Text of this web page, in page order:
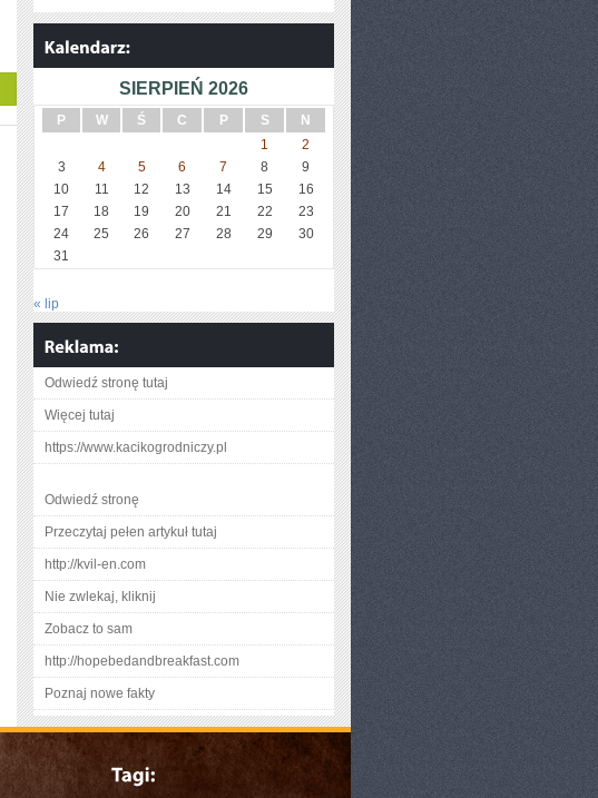
SIERPIEŃ 2026
P W Ś C P S
N
1
2
3
4 5 6 7 8
9
10
11 12 13 14 15
16
17
18 19 20 21 22
23
24
25 26 27 28 29
30
31
« lip
Odwiedź stronę tutaj
Więcej tutaj
https://www.kacikogrodniczy.pl
Odwiedź stronę
Przeczytaj pełen artykuł tutaj
http://kvil-en.com
Nie zwlekaj, kliknij
Zobacz to sam
http://hopebedandbreakfast.com
Poznaj nowe fakty